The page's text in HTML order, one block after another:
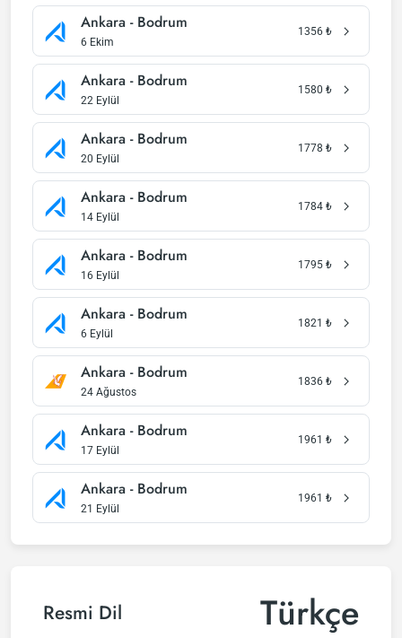
Ankara - Bodrum
6 Ekim
1356 ₺
Ankara - Bodrum
22 Eylül
1580 ₺
Ankara - Bodrum
20 Eylül
1778 ₺
Ankara - Bodrum
14 Eylül
1784 ₺
Ankara - Bodrum
16 Eylül
1795 ₺
Ankara - Bodrum
6 Eylül
1821 ₺
Ankara - Bodrum
24 Ağustos
1836 ₺
Ankara - Bodrum
17 Eylül
1961 ₺
Ankara - Bodrum
21 Eylül
1961 ₺
Resmi Dil Türkçe